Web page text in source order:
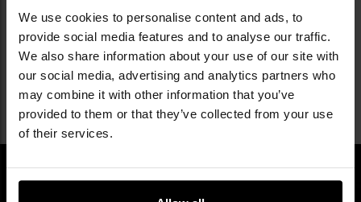
We use cookies to personalise content and ads, to
provide social media features and to analyse our traffic.
We also share information about your use of our site with
our social media, advertising and analytics partners who
may combine it with other information that you’ve
provided to them or that they’ve collected from your use
of their services.
ОБСЯГ НЕОБХІДНОЇ ОБОРОНИ